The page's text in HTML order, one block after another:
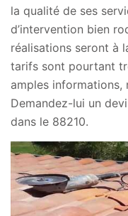
la qualité de ses
d’intervention bien
réalisations seront à
tarifs sont pourtant
amples informations,
Demandez-lui un
dans le 88210.